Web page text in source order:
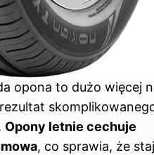
opona to dużo więcej
Opony letnie cechuje
, co sprawia, że